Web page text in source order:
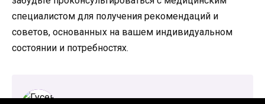
специалистом для получения рекомендаций и
советов, основанных на вашем индивидуальном
состоянии и потребностях.